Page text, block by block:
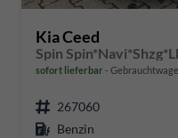
Kia Ceed
Spin
sofort lieferbar
267060
Benzin